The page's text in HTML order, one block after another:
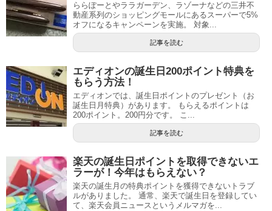
ららぽーとやララガーデン、ラゾーナなどの三井不
動産系列のショッピングモールにあるスーパーで5%
オフになるキャンペーンを実施。 対象...
記事を読む
エディオンの誕生日200ポイント特典を
もらう方法！
エディオンでは、誕生日ポイントのプレゼント（お
誕生日月特典）があります。 もらえるポイントは
200ポイント。200円分です。 こ...
記事を読む
楽天の誕生日ポイントを取得できないエ
ラーが！今年はもらえない？
楽天の誕生月の特典ポイントを獲得できないトラブ
ルがありました。 通常、楽天で誕生日を登録してい
て、楽天会員ニュースというメルマガを...